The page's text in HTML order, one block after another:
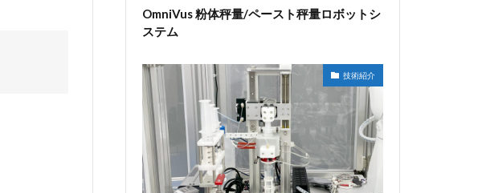
OmniVus 粉体秤量/ペースト秤量ロボットシ
ステム
技術紹介